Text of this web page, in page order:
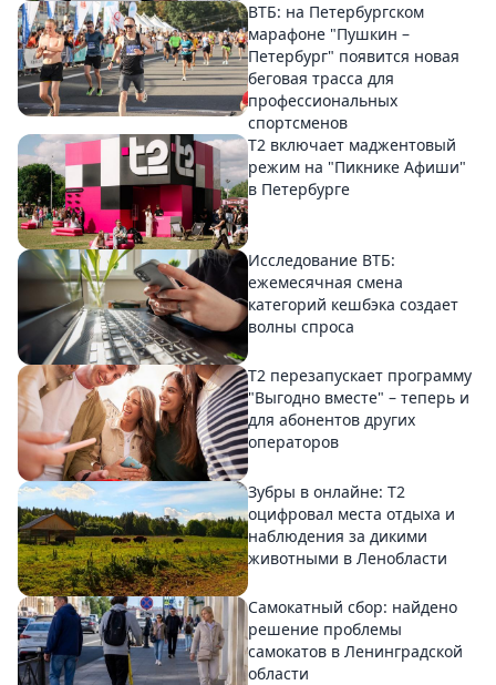
ВТБ: на Петербургском
марафоне "Пушкин –
Петербург" появится новая
беговая трасса для
профессиональных
спортсменов
Т2 включает маджентовый
режим на "Пикнике Афиши"
в Петербурге
Исследование ВТБ:
ежемесячная смена
категорий кешбэка создает
волны спроса
Т2 перезапускает программу
"Выгодно вместе" – теперь и
для абонентов других
операторов
Зубры в онлайне: Т2
оцифровал места отдыха и
наблюдения за дикими
животными в Ленобласти
Самокатный сбор: найдено
решение проблемы
самокатов в Ленинградской
области